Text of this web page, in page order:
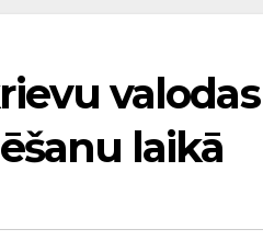
valodas
laikā